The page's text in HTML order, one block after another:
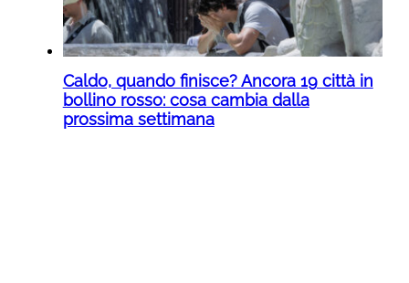
Caldo, quando finisce? Ancora 19 città in
bollino rosso: cosa cambia dalla
prossima settimana